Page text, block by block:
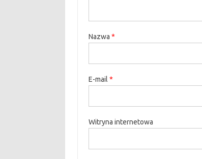
Nazwa *
E-mail *
Witryna internetowa